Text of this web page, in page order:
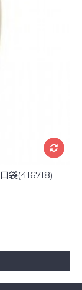
袋(416718)